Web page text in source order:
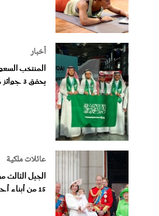
أخبار
المنتخب
يحقق 3 جوائز دولية في ...
عائلات ملكية
الجيل
15 من أبناء أحفاد...